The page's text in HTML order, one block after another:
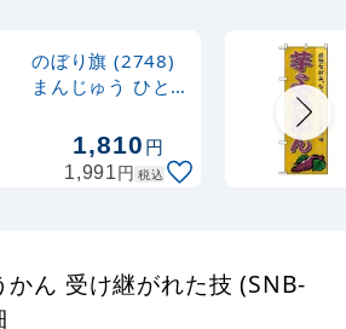
367円
403 円
2,552円 税込
のぼり旗 (2748)
まんじゅう ひと
りました1,810円
1,991円 税込
かん 受け継がれた技 (SNB-